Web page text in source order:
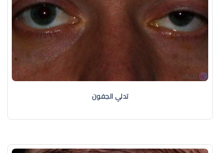
تدلي الجفون